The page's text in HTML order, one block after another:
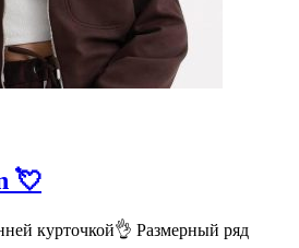
💘
курточкой👌 Размерный ряд